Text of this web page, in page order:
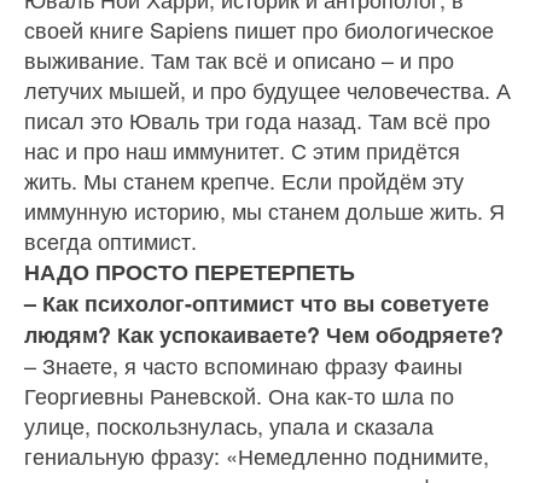
своей книге Sapiens пишет про биологическое
выжива­ние. Там так всё и описано – и про
летучих мышей, и про будущее человечества. А
писал это Юваль три года назад. Там всё про
нас и про наш иммуни­тет. С этим придётся
жить. Мы станем крепче. Если пройдём эту
иммунную историю, мы станем доль­ше жить. Я
всегда оптимист.
НАДО ПРОСТО ПЕРЕТЕРПЕТЬ
– Как психолог-оптимист что вы советуете
людям? Как успокаиваете? Чем ободряете?
– Знаете, я часто вспоминаю фразу Фаины
Геор­гиевны Раневской. Она как‑то шла по
улице, по­скользнулась, упала и сказала
гениальную фразу: «Немедленно поднимите,